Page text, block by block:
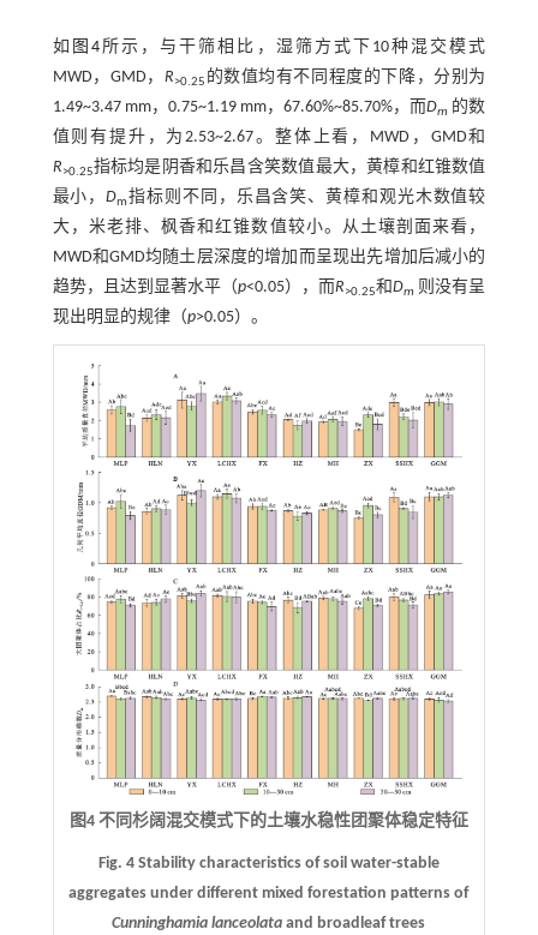
如 图4所示，与干筛相比，湿筛方式下10种混交模式
MWD，GMD， R>0.25 的数值均有不同程度的下降，分别为
1.49~3.47 mm，0.75~1.19 mm，67.60%~85.70%，而Dm 的数
值则有提升，为2.53~2.67。整体上看，MWD，GMD和
R>0.25指标均是阴香和乐昌含笑数值最大，黄樟和红锥数值
最小，Dm指标则不同，乐昌含笑、黄樟和观光木数值较
大，米老排、枫香和红锥数值较小。从土壤剖面来看，
MWD和GMD均随土层深度的增加而呈现出先增加后减小的
趋势，且达到显著水平（p<0.05），而R>0.25和Dm 则没有呈
现出明显的规律（p>0.05）。
图4 不同杉阔混交模式下的土壤水稳性团聚体稳定特征
Fig. 4 Stability characteristics of soil water-stable
aggregates under different mixed forestation patterns of
Cunninghamia lanceolata and broadleaf trees